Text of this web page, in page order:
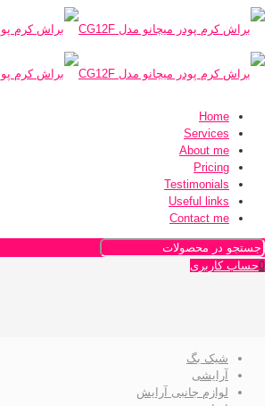
Home
Services
About me
Pricing
Testimonials
Useful links
Contact me
0حساب کاربری
شیک بگ
آرایشی
لوازم جانبی آرایش